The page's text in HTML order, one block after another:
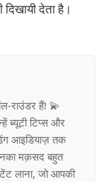
देता है।
राउंडर हैं! 💫
टिप्स और
आइडियाज़ तक
मक़सद बहुत
लाना, जो आपकी